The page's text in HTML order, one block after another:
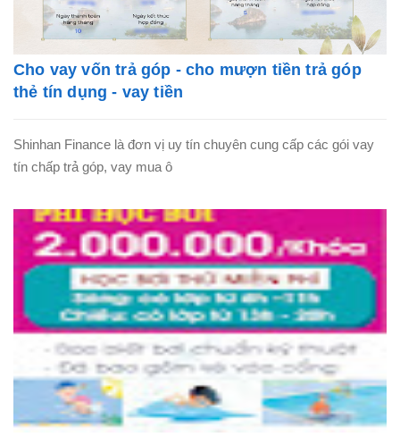
Cho vay vốn trả góp - cho mượn tiền trả góp
thẻ tín dụng - vay tiền
Shinhan Finance là đơn vị uy tín chuyên cung cấp các gói vay
tín chấp trả góp, vay mua ô